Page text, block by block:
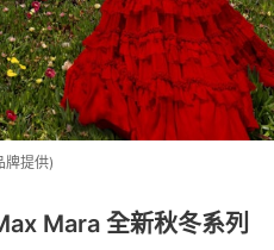
牌提供)
Mara 全新秋冬系列